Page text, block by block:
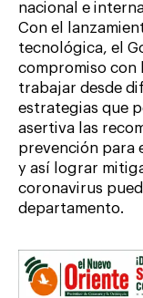
nacional e
Con el
tecnológica, el
compromiso con
trabajar desde
estrategias que
asertiva las
prevención para
y así lograr
coronavirus
departamento.